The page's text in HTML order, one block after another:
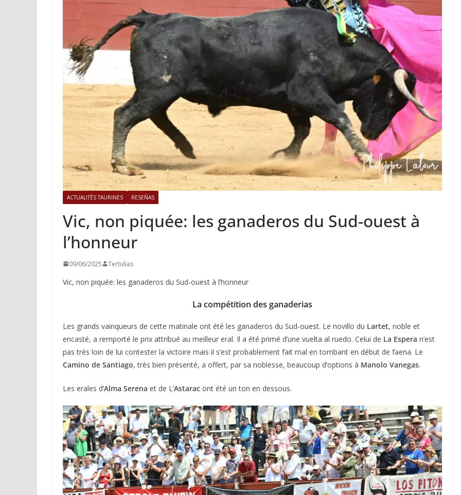
ACTUALITÉS TAURINES RESEÑAS
Vic, non piquée: les ganaderos du Sud-ouest à
l’honneur
09/06/2025 Tertulias
Vic, non piquée: les ganaderos du Sud-ouest à l’honneur
La compétition des ganaderias
Les grands vainqueurs de cette matinale ont été les ganaderos du Sud-ouest. Le novillo du Lartet, noble et
encasté, a remporté le prix attribué au meilleur eral. Il a été primé d’une vuelta al ruedo. Celui de La Espera n’est
pas très loin de lui contester la victoire mais il s’est probablement fait mal en tombant en début de faena. Le
Camino de Santiago, très bien présenté, a offert, par sa noblesse, beaucoup d’options à Manolo Vanegas.
Les erales d’Alma Serena et de L’Astarac ont été un ton en dessous.
ACTUALITÉS TAURINES PHOTOS TAURINES 2026
Istres, l’ouverture en
photos
19/06/2026 Tertulias
ACTUALITÉS TAURINES PHOTOS TAURINES 2026
Bayonne, la corrida des
fêtes en photos
17/07/2026 Tertulias